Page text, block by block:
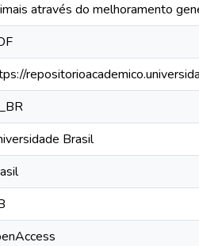
através do melhoramento
Brasil